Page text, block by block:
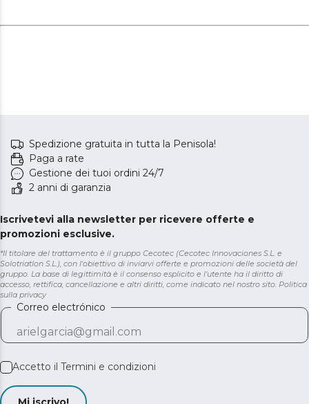
Spedizione gratuita in tutta la Penisola!
Paga a rate
Gestione dei tuoi ordini 24/7
2 anni di garanzia
Iscrivetevi alla newsletter per ricevere offerte e
promozioni esclusive.
*Il titolare del trattamento è il gruppo Cecotec (Cecotec Innovaciones S.L. e
Solotriatlon S.L.), con l'obiettivo di inviarvi offerte e promozioni delle società del
gruppo. La base di legittimità è il consenso esplicito e l'utente ha il diritto di
accesso, rettifica, cancellazione e altri diritti, come indicato nel nostro sito. Politica
sulla privacy
Correo electrónico
Accetto il Termini e condizioni